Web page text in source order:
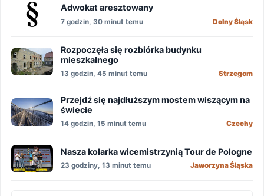
Adwokat aresztowany
7 godzin, 30 minut temu Dolny Śląsk
Rozpoczęła się rozbiórka budynku
mieszkalnego
13 godzin, 45 minut temu Strzegom
Przejdź się najdłuższym mostem wiszącym na
świecie
14 godzin, 15 minut temu Czechy
Nasza kolarka wicemistrzynią Tour de Pologne
23 godziny, 13 minut temu Jaworzyna Śląska